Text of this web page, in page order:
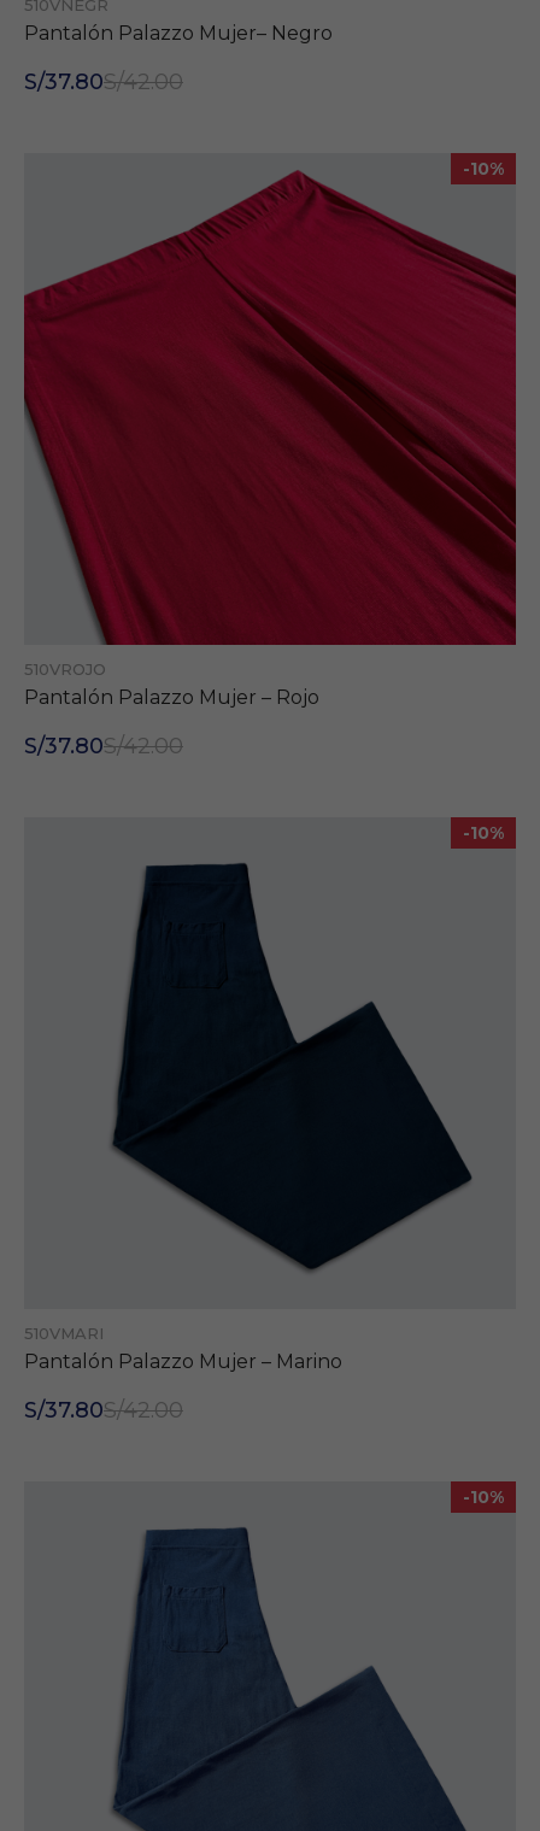
510VNEGR
Pantalón Palazzo Mujer– Negro
S/37.80S/42.00
-10%
510VROJO
Pantalón Palazzo Mujer – Rojo
S/37.80S/42.00
-10%
510VMARI
Pantalón Palazzo Mujer – Marino
S/37.80S/42.00
-10%